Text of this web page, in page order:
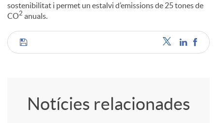
sostenibilitat i permet un estalvi d’emissions de 25 tones de
CO2 anuals.
C
Notícies relacionades